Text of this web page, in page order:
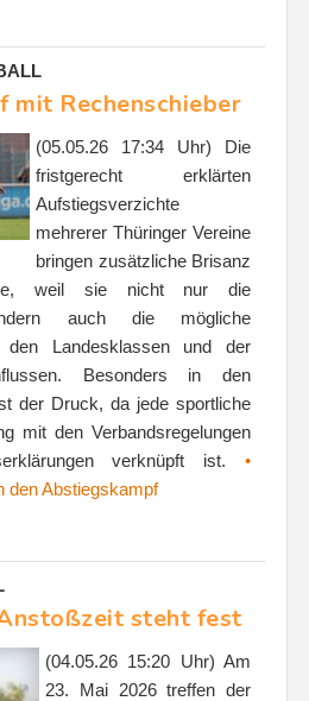
mit Rechenschieber
(05.05.26 17:34 Uhr) Die
fristgerecht erklärten
Aufstiegsverzichte
mehrerer Thüringer Vereine
bringen zusätzliche Brisanz
weil sie nicht nur die
auch die mögliche
den Landesklassen und der
Besonders in den
der Druck, da jede sportliche
mit den Verbandsregelungen
verknüpft ist. •
den Abstiegskampf
steht fest
(04.05.26 15:20 Uhr) Am
23. Mai 2026 treffen der